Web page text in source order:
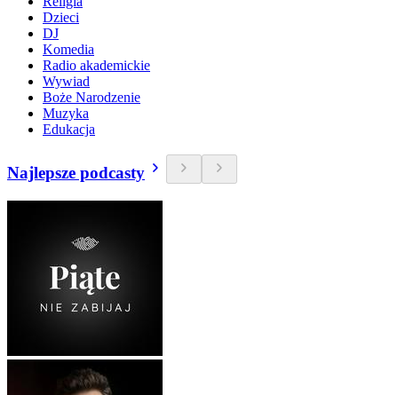
Dzieci
DJ
Komedia
Radio akademickie
Wywiad
Boże Narodzenie
Muzyka
Edukacja
Najlepsze podcasty